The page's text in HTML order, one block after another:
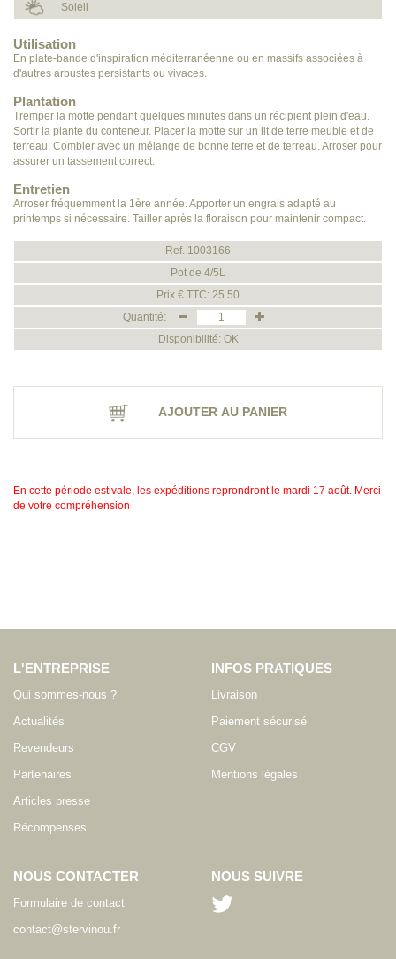
Soleil
Utilisation
En plate-bande d'inspiration méditerranéenne ou en massifs associées à
d'autres arbustes persistants ou vivaces.
Plantation
Tremper la motte pendant quelques minutes dans un récipient plein d'eau.
Sortir la plante du conteneur. Placer la motte sur un lit de terre meuble et de
terreau. Combler avec un mélange de bonne terre et de terreau. Arroser pour
assurer un tassement correct.
Entretien
Arroser fréquemment la 1ère année. Apporter un engrais adapté au
printemps si nécessaire. Tailler après la floraison pour maintenir compact.
Ref. 1003166
Pot de 4/5L
Prix € TTC: 25.50
Quantité:
Disponibilité: OK
AJOUTER AU PANIER
En cette période estivale, les expéditions reprondront le mardi 17 août. Merci
de votre compréhension
L'ENTREPRISE
Qui sommes-nous ?
Actualités
Revendeurs
Partenaires
Articles presse
Récompenses
INFOS PRATIQUES
Livraison
Paiement sécurisé
CGV
Mentions légales
NOUS CONTACTER
Formulaire de contact
contact@stervinou.fr
NOUS SUIVRE